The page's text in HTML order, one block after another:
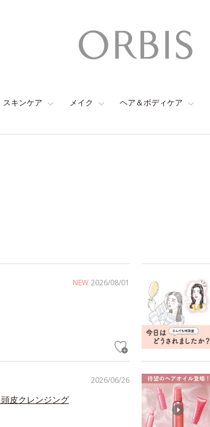
スキンケア メイク ヘア＆ボディケア
NEW 2026/08/01
2026/06/26
皮クレンジング